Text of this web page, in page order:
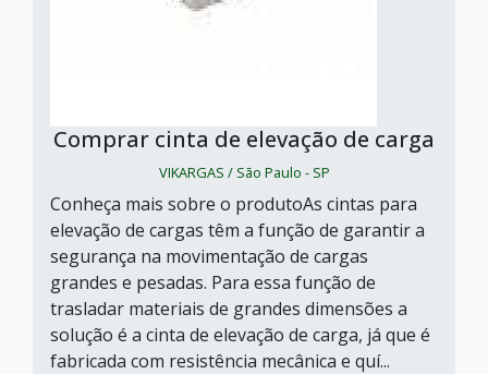
Comprar cinta de elevação de carga
VIKARGAS / São Paulo - SP
Conheça mais sobre o produtoAs cintas para
elevação de cargas têm a função de garantir a
segurança na movimentação de cargas
grandes e pesadas. Para essa função de
trasladar materiais de grandes dimensões a
solução é a cinta de elevação de carga, já que é
fabricada com resistência mecânica e quí...